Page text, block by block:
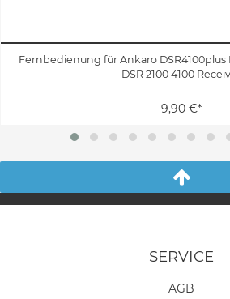
Fernbedienung für Ankaro DSR4100plus
DSR 2100 4100
9,90 €*
SERVICE
AGB